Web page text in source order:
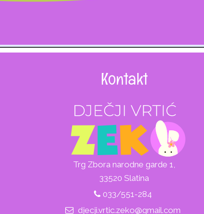
Kontakt
Trg Zbora narodne garde 1,
33520 Slatina
033/551-284
djecji.vrtic.zeko@gmail.com